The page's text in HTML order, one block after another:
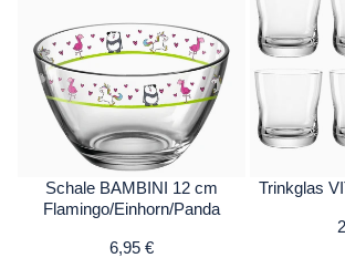
Schale BAMBINI 12 cm
Flamingo/Einhorn/Panda
6,95 €
Trinkglas